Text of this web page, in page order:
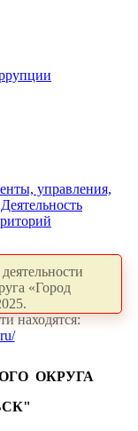
управления,
Деятельность
«Город
находятся:
ОКРУГА